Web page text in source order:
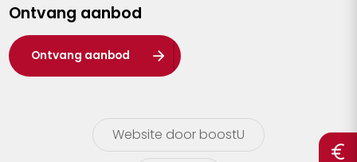
Waasland
Wuustwezel
Zoersel
Ontvang aanbod
Ontvang aanbod
Website door boostU